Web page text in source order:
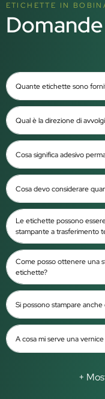
ETICHETTE IN
Quante etichette sono
Qual è la direzione di
Cosa significa adesivo
Cosa devo considerare
Le etichette possono
stampante a trasferimento
Come posso ottenere una
etichette?
Si possono stampare anche
A cosa mi serve una
+